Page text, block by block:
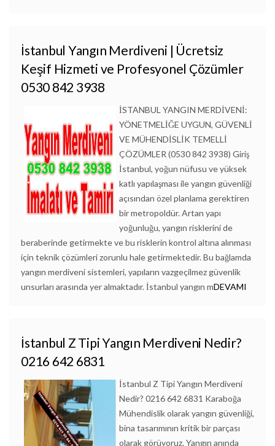
İstanbul Yangın Merdiveni | Ücretsiz
Keşif Hizmeti ve Profesyonel Çözümler
0530 842 3938
İSTANBUL YANGIN MERDİVENİ:
YÖNETMELİĞE UYGUN, GÜVENLİ
VE MÜHENDİSLİK TEMELLİ
ÇÖZÜMLER (0530 842 3938) Giriş
İstanbul, yoğun nüfusu ve yüksek
katlı yapılaşması ile yangın güvenliği
açısından özel planlama gerektiren
bir metropoldür. Artan yapı
yoğunluğu, yangın risklerini de
beraberinde getirmekte ve bu risklerin kontrol altına alınması
için teknik çözümleri zorunlu hale getirmektedir. Bu bağlamda
yangın merdiveni sistemleri, yapıların vazgeçilmez güvenlik
unsurları arasında yer almaktadır. İstanbul yangın mDEVAMI
İstanbul Z Tipi Yangın Merdiveni Nedir?
0216 642 6831
İstanbul Z Tipi Yangın Merdiveni
Nedir? 0216 642 6831 Karaboğa
Mühendislik olarak yangın güvenliği,
bina tasarımının kritik bir parçası
olarak görüyoruz. Yangın anında